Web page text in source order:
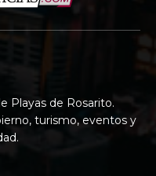
Playas de Rosarito.
turismo, eventos y